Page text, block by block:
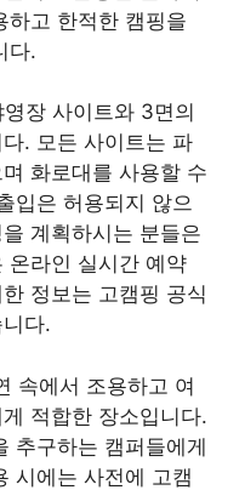
하고 한적한 캠핑을
다.
장 사이트와 3면의
. 모든 사이트는 파
화로대를 사용할 수
입은 허용되지 않으
계획하시는 분들은
온라인 실시간 예약
정보는 고캠핑 공식
다.
속에서 조용하고 여
적합한 장소입니다.
추구하는 캠퍼들에게
시에는 사전에 고캠